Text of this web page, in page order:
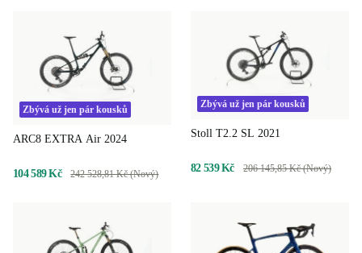
Zbývá už jen pár kousků
ARC8 EXTRA Air 2024
104 589 Kč 242 528,81 Kč (Nový)
Zbývá už jen pár kousků
Stoll T2.2 SL 2021
82 539 Kč 206 145,85 Kč (Nový)